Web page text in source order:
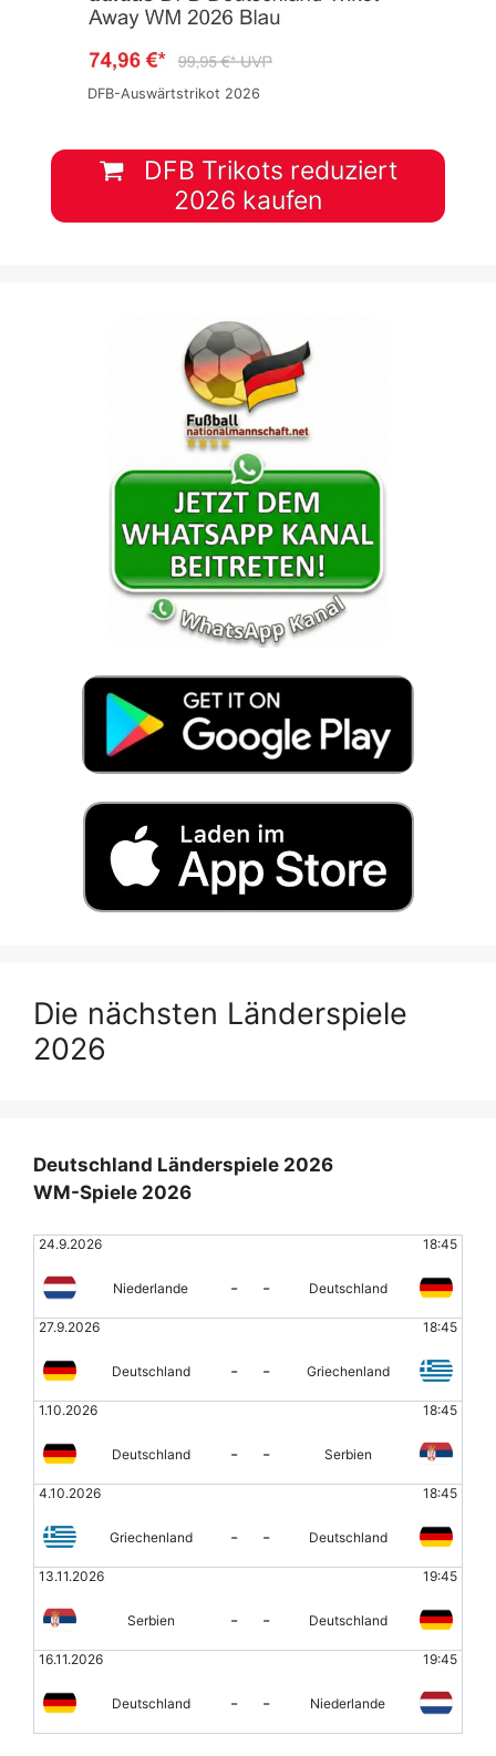
DFB-Auswärtstrikot 2026
DFB Trikots reduziert
2026 kaufen
Die nächsten Länderspiele
2026
Deutschland Länderspiele 2026
WM-Spiele 2026
24.9.2026 18:45
Niederlande - - Deutschland
27.9.2026 18:45
Deutschland - - Griechenland
1.10.2026 18:45
Deutschland - - Serbien
4.10.2026 18:45
Griechenland - - Deutschland
13.11.2026 19:45
Serbien - - Deutschland
16.11.2026 19:45
Deutschland - - Niederlande